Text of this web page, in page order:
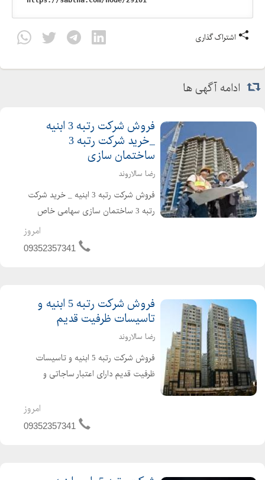
اشتراک گذاری
ادامه آگهی ها
فروش شرکت رتبه 3 ابنیه
_خرید شرکت رتبه 3
ساختمان سازی
رضا سالاروند
فروش شرکت رتبه 3 ابنیه _ خرید شرکت
رتبه 3 ساختمان سازی سهامی خاص
بدهی مالیاتی و بیمه ارزش افزوده مفاصا
امروز
09352357341
فروش شرکت رتبه 5 ابنیه و
تاسیسات ظرفیت قدیم
رضا سالاروند
فروش شرکت رتبه 5 ابنیه و تاسیسات
ظرفیت قدیم دارای اعتبار ساجاتی و
واقعی نقل و انتقال سریع خوش قیمتامروز
09352357341